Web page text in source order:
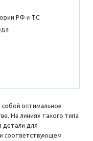
РФ и ТС
собой оптимальное
На линиях такого типа
детали для
соответствующем